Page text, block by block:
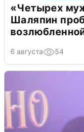
«Четырех
Шаляпин
6 августа 54